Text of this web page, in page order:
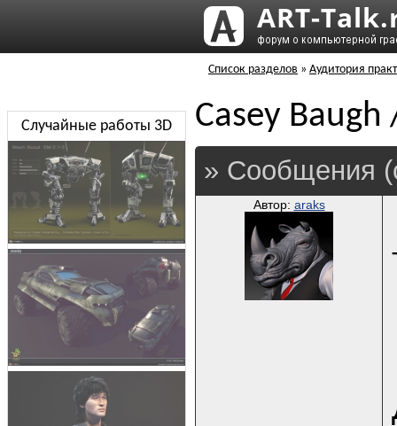
Список разделов » Аудитория
Casey
» Сообщения
Автор: araks
Случайные работы 3D